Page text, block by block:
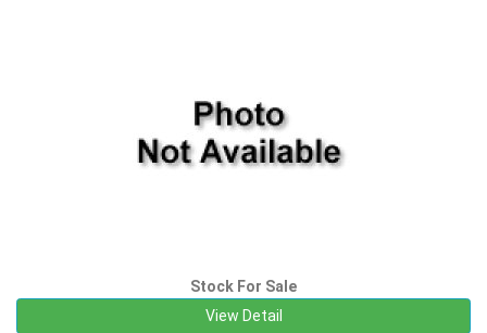
Stock For Sale
View Detail